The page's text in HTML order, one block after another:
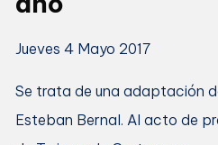
Jueves 4 Mayo 2017
Se trata de una adaptación
Esteban Bernal. Al acto de